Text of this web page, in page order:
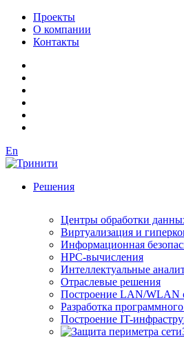
Проекты
О компании
Контакты
En
Решения
Центры обработки
Виртуализация и
Информационная
HPC-вычисления
Интеллектуальные
Отраслевые решения
Построение LAN/WLAN
Разработка
Построение IT-